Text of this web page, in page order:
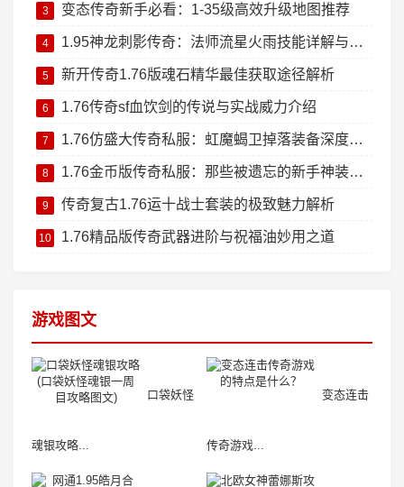
3 变态传奇新手必看：1-35级高效升级地图推荐
4 1.95神龙刺影传奇：法师流星火雨技能详解与实战技巧
5 新开传奇1.76版魂石精华最佳获取途径解析
6 1.76传奇sf血饮剑的传说与实战威力介绍
7 1.76仿盛大传奇私服：虹魔蝎卫掉落装备深度测评
8 1.76金币版传奇私服：那些被遗忘的新手神装回忆杀
9 传奇复古1.76运十战士套装的极致魅力解析
10 1.76精品版传奇武器进阶与祝福油妙用之道
游戏图文
口袋妖怪
魂银攻略...
变态连击
传奇游戏...